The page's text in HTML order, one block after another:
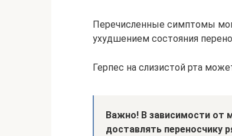
Перечисленные симптомы
ухудшением состояния
Герпес на слизистой рта
Важно! В зависимости от
доставлять переносчику